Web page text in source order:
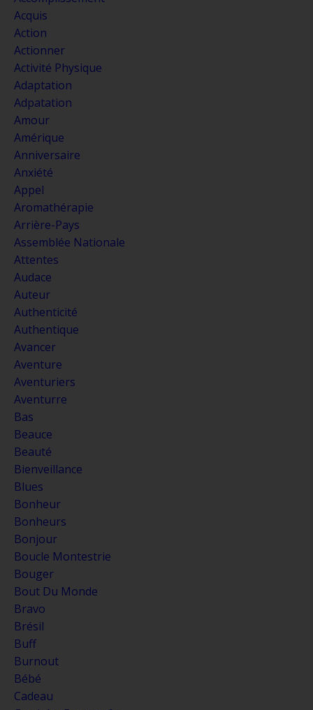
Acquis
Action
Actionner
Activité Physique
Adaptation
Adpatation
Amour
Amérique
Anniversaire
Anxiété
Appel
Aromathérapie
Arrière-Pays
Assemblée Nationale
Attentes
Audace
Auteur
Authenticité
Authentique
Avancer
Aventure
Aventuriers
Aventurre
Bas
Beauce
Beauté
Bienveillance
Blues
Bonheur
Bonheurs
Bonjour
Boucle Montestrie
Bouger
Bout Du Monde
Bravo
Brésil
Buff
Burnout
Bébé
Cadeau